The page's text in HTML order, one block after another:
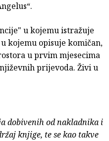
u kojemu istražuje
kojemu opisuje komičan,
u prvim mjesecima
prijevoda. Živi u
dobivenih od nakladnika i
knjige, te se kao takve